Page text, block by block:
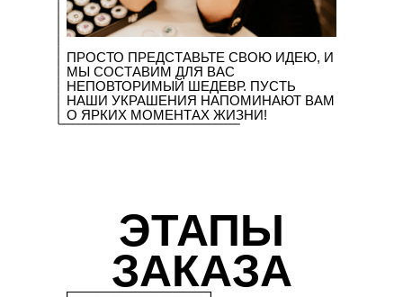
ЭТАПЫ
ЗАКАЗА
ПРОСТО ПРЕДСТАВЬТЕ СВОЮ ИДЕЮ, И
МЫ СОСТАВИМ ДЛЯ ВАС
НЕПОВТОРИМЫЙ ШЕДЕВР. ПУСТЬ
НАШИ УКРАШЕНИЯ НАПОМИНАЮТ ВАМ
О ЯРКИХ МОМЕНТАХ ЖИЗНИ!